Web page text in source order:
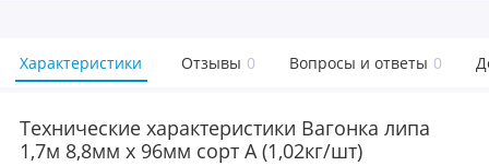
Характеристики Отзывы 0 Вопросы и ответы 0
Технические характеристики Вагонка липа
1,7м 8,8мм х 96мм сорт А (1,02кг/шт)